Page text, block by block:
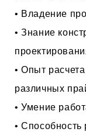
• Владение
• Знание
• Опыт
различных
• Умение
•